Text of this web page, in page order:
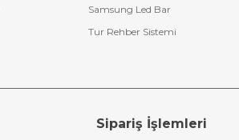
Samsung Led Bar
Tur Rehber Sistemi
Sipariş İşlemleri